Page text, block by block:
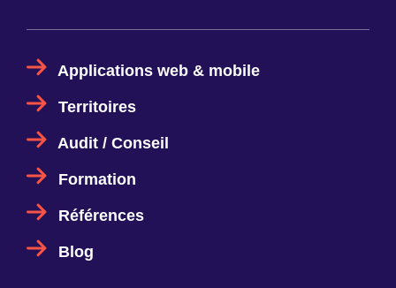
Applications web & mobile
Territoires
Audit / Conseil
Formation
Références
Blog